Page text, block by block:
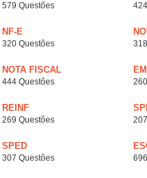
579 Questões
NF-E
320 Questões
NOTA FISCAL
444 Questões
REINF
269 Questões
SPED
307 Questões